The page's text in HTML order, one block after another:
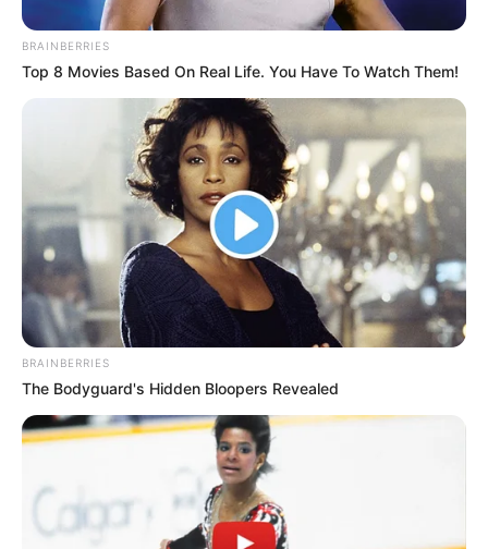
BRAINBERRIES
Top 8 Movies Based On Real Life. You Have To Watch Them!
BRAINBERRIES
The Bodyguard's Hidden Bloopers Revealed